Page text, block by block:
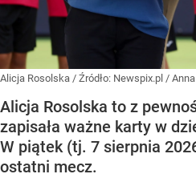
Alicja Rosolska / Źródło: Newspix.pl /
Alicja Rosolska to z
zapisała ważne karty w
W piątek (tj. 7 sierpnia
ostatni mecz.